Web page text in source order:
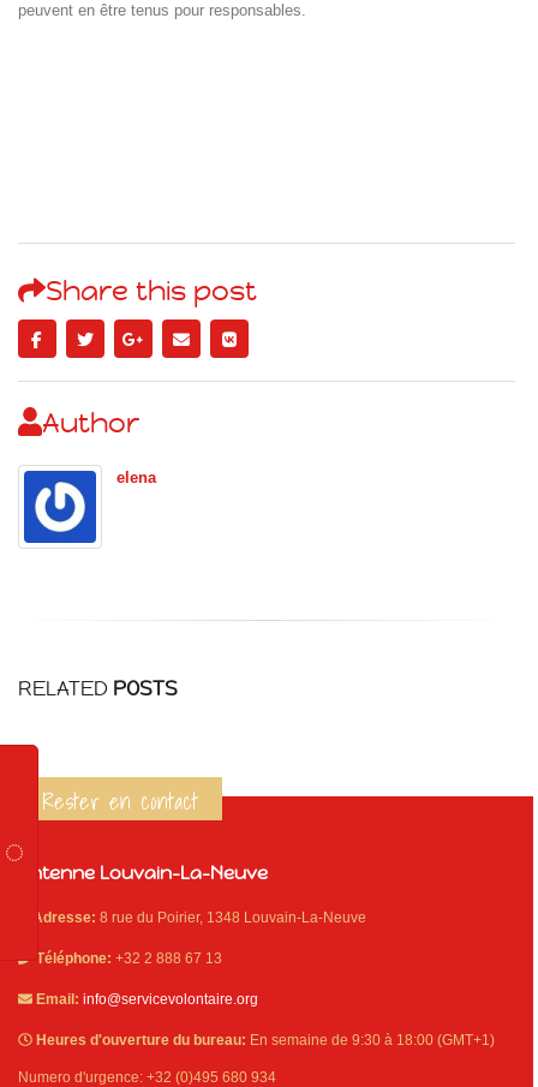
peuvent en être tenus pour responsables.
Share this post
Author
elena
RELATED POSTS
Rester en contact
Antenne Louvain-La-Neuve
Adresse: 8 rue du Poirier, 1348 Louvain-La-Neuve
Téléphone: +32 2 888 67 13
Email: info@servicevolontaire.org
Heures d'ouverture du bureau: En semaine de 9:30 à 18:00 (GMT+1)
Numero d'urgence: +32 (0)495 680 934